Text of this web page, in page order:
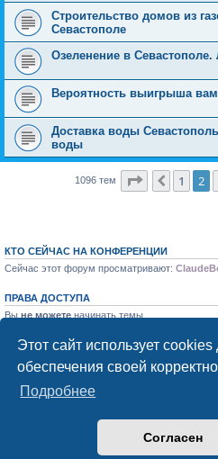
Этот сайт использует cookies
обеспечения своей
Подробнее
Согласен
Строительство домов из
Севастополе
Озеленение в
Вероятность выигрышa
Доставка воды
воды
1096 тем Страница
Пред.
1 2
КТО СЕЙЧАС НА КОНФЕРЕНЦИИ
Сейчас этот форум просматривают:
ПРАВА ДОСТУПА
Вы не можете начинать темы
Выне можетередактировать свои
Выне можетеудалять свои сообщения
Выне можетедобавлять вложения
Форум «Весь Крым»
Создано на основе phpBB®